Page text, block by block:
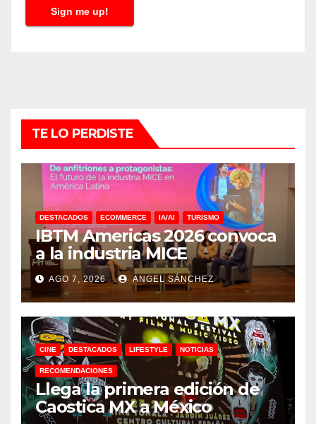
l
Sign me up!
TE LO PERDISTE
DESTACADOS ECOMMERCE IA/AI TURISMO
IBTM Americas 2026 convoca
a la industria MICE
AGO 7, 2026 ANGEL SÁNCHEZ
CINE DESTACADOS LIFESTYLE NOTICIAS
RECOMENDACIONES
Llega la primera edición de
Caostica MX a México